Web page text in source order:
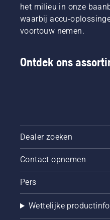
het milieu in onze
waarbij accu-
voortouw nemen.
Ontdek ons
Dealer zoeken
Contact opnemen
Pers
Wettelijke